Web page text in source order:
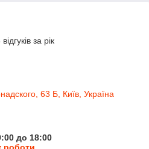
за рік
63 Б, Київ, Україна
до 18:00